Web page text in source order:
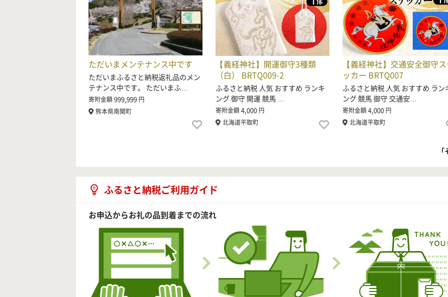
ただいまメンテナンス中です
ただいまふるさと納税返礼品のメン
テナンス中です。 ただいまふ…
寄附金額999,999 円
熊本県南関町
【義経神社】開運御守3種類
（白） BRTQ009-2
ふるさと納税 人気 おすすめ ランキ
ング 御守 開運 競馬 …
寄附金額4,000 円
北海道平取町
【義経神社】交通安全御守
ッカー BRTQ007
ふるさと納税 人気 おすすめ ラン
ング 競馬 御守 交通安…
寄附金額4,000 円
北海道平取町
ふるさと納税ご利用ガイド
お申込からお礼の品到着までの流れ